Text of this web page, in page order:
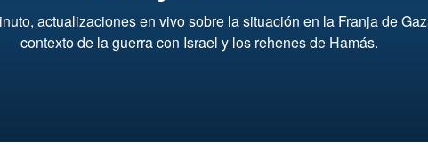
actualizaciones en vivo sobre la situación en la Franja de
contexto de la guerra con Israel y los rehenes de Hamás.